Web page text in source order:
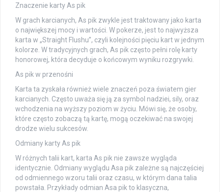
Znaczenie karty As pik
W grach karcianych, As pik zwykle jest traktowany jako karta
o największej mocy i wartości. W pokerze, jest to najwyższa
karta w „Straight Flushu”, czyli kolejności pięciu kart w jednym
kolorze. W tradycyjnych grach, As pik często pełni rolę karty
honorowej, która decyduje o końcowym wyniku rozgrywki.
As pik w przenośni
Karta ta zyskała również wiele znaczeń poza światem gier
karcianych. Często uważa się ją za symbol nadziei, sily, oraz
wchodzenia na wyższy poziom w życiu. Mówi się, że osoby,
które często zobaczą tą kartę, mogą oczekiwać na swojej
drodze wielu sukcesów.
Odmiany karty As pik
W różnych talii kart, karta As pik nie zawsze wygląda
identycznie. Odmiany wyglądu Asa pik zależne są najczęściej
od odmiennego wzoru talii oraz czasu, w którym dana talia
powstała. Przykłady odmian Asa pik to klasyczna,